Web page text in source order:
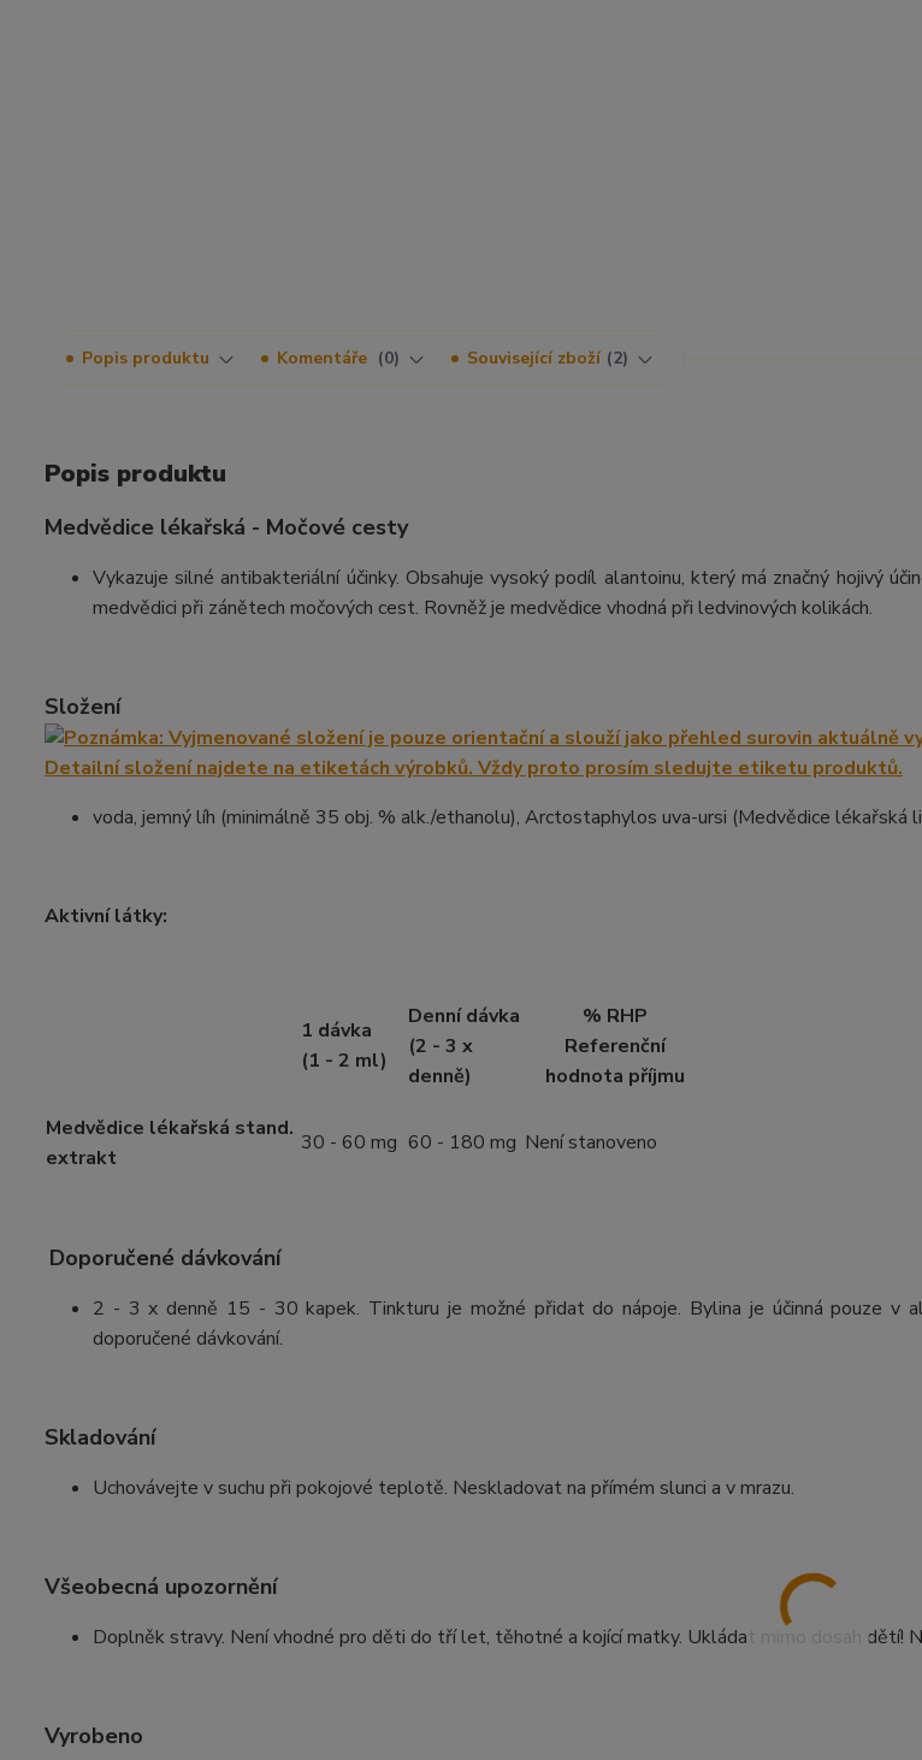
Popis produktu Komentáře 0 Související zboží 2
Popis produktu
Medvědice lékařská - Močové cesty
Vykazuje silné antibakteriální účinky. Obsahuje vysoký podíl alantoinu, který má značný hojivý
medvědici při zánětech močových cest. Rovněž je medvědice vhodná při ledvinových kolikách.
Složení
voda, jemný líh (minimálně 35 obj. % alk./ethanolu), Arctostaphylos uva-ursi (Medvědice
Aktivní látky:
1 dávka
(1 - 2 ml)
Denní dávka
(2 - 3 x
denně)
% RHP
Referenční
hodnota příjmu
Medvědice lékařská stand.
extrakt
30 - 60 mg 60 - 180 mg Není stanoveno
Doporučené dávkování
2 - 3 x denně 15 - 30 kapek. Tinkturu je možné přidat do nápoje. Bylina je účinná pouze v
doporučené dávkování.
Skladování
Uchovávejte v suchu při pokojové teplotě. Neskladovat na přímém slunci a v mrazu.
Všeobecná upozornění
Doplněk stravy. Není vhodné pro děti do tří let, těhotné a kojící matky. Ukládat mimo dosah dětí!
Vyrobeno